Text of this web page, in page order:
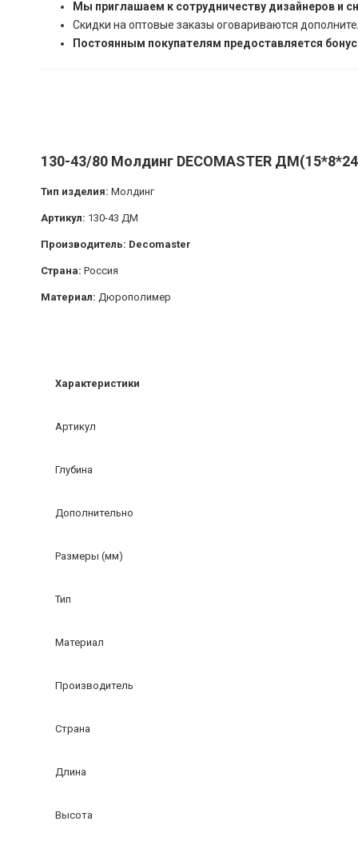
Мы приглашаем к сотрудничеству дизайнеров и
Скидки на оптовые заказы оговариваются
Постоянным покупателям предоставляется
130-43/80 Молдинг DECOMASTER
Тип изделия: Молдинг
Артикул: 130-43 ДМ
Производитель: Decomaster
Страна: Россия
Материал: Дюрополимер
Характеристики
Артикул
Глубина
Дополнительно
Размеры (мм)
Тип
Материал
Производитель
Страна
Длина
Высота